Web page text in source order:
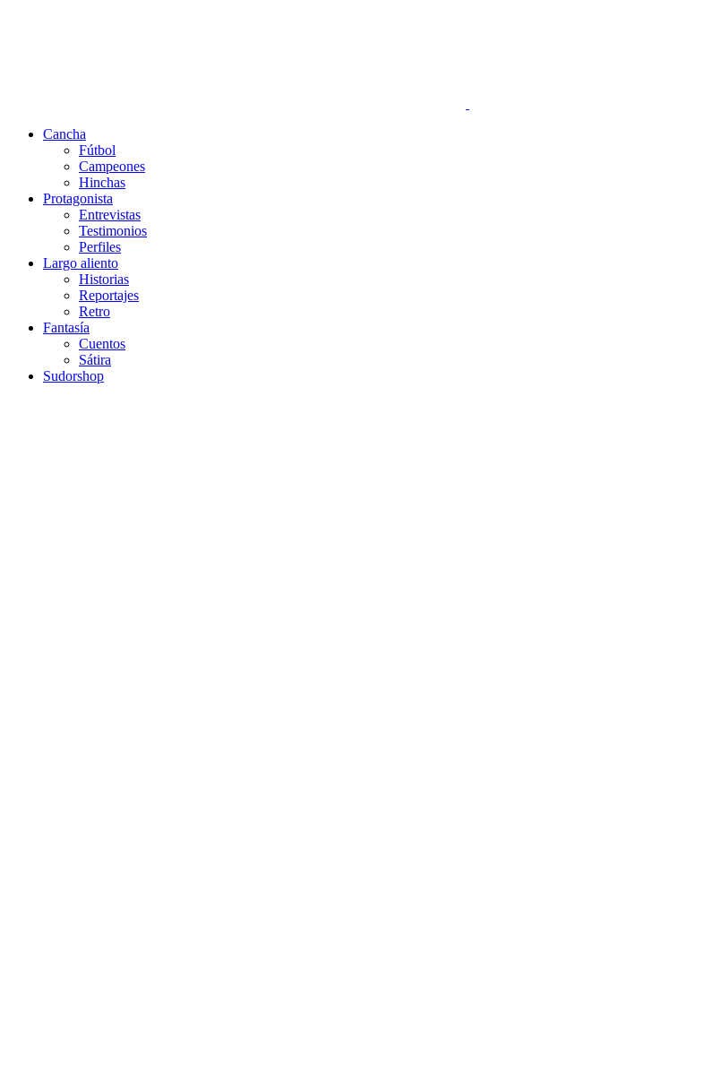
Cancha
Fútbol
Campeones
Hinchas
Protagonista
Entrevistas
Testimonios
Perfiles
Largo aliento
Historias
Reportajes
Retro
Fantasía
Cuentos
Sátira
Sudorshop